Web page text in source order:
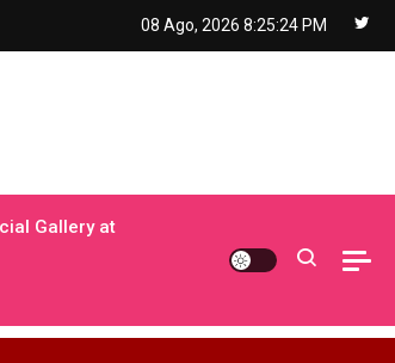
08 Ago, 2026 8:25:25 PM
Gallery at